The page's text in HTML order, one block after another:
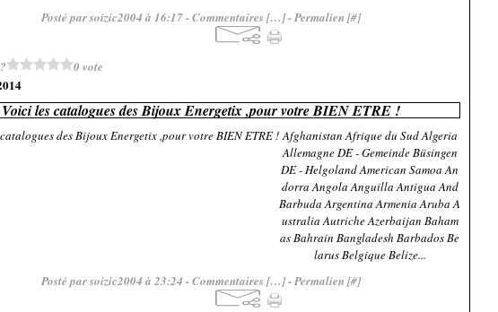
Posté par soizic2004 à 16:17 -Commentaires […]- Permalien [#]
0 vote
Voici les catalogues des Bijoux Energetix ,pour votre BIEN ETRE !
Afghanistan Afrique du Sud Algeria
Allemagne DE - Gemeinde Büsingen
DE - Helgoland American Samoa An
dorra Angola Anguilla Antigua And
Barbuda Argentina Armenia Aruba A
ustralia Autriche Azerbaijan Baham
as Bahrain Bangladesh Barbados Be
larus Belgique Belize...
Posté par soizic2004 à 23:24 -Commentaires […]- Permalien [#]